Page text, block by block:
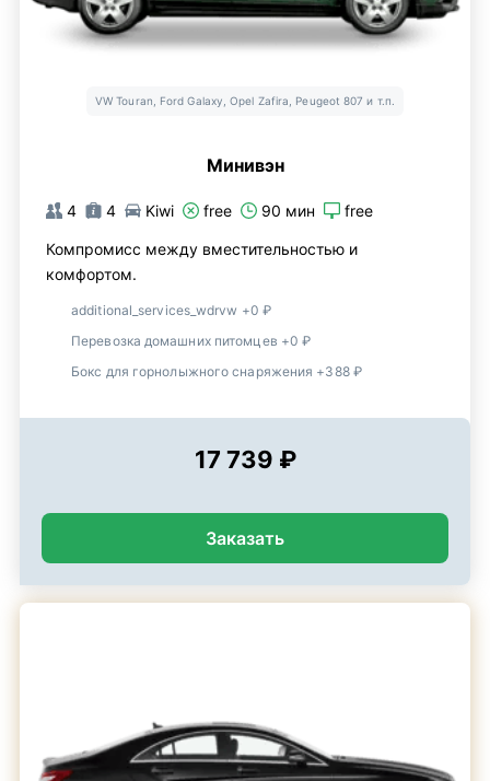
VW Touran, Ford Galaxy, Opel Zafira, Peugeot 807 и т.п.
Минивэн
4 4 Kiwi free 90 мин free
Компромисс между вместительностью и
комфортом.
additional_services_wdrvw +0 ₽
Перевозка домашних питомцев +0 ₽
Бокс для горнолыжного снаряжения +388 ₽
17 739 ₽
Заказать